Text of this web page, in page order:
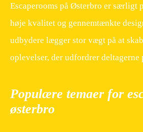
Escaperooms på Østerbro er særligt
høje kvalitet og gennemtænkte
udbydere lægger stor vægt på at
oplevelser, der udfordrer deltagerne
Populære temaer for
østerbro